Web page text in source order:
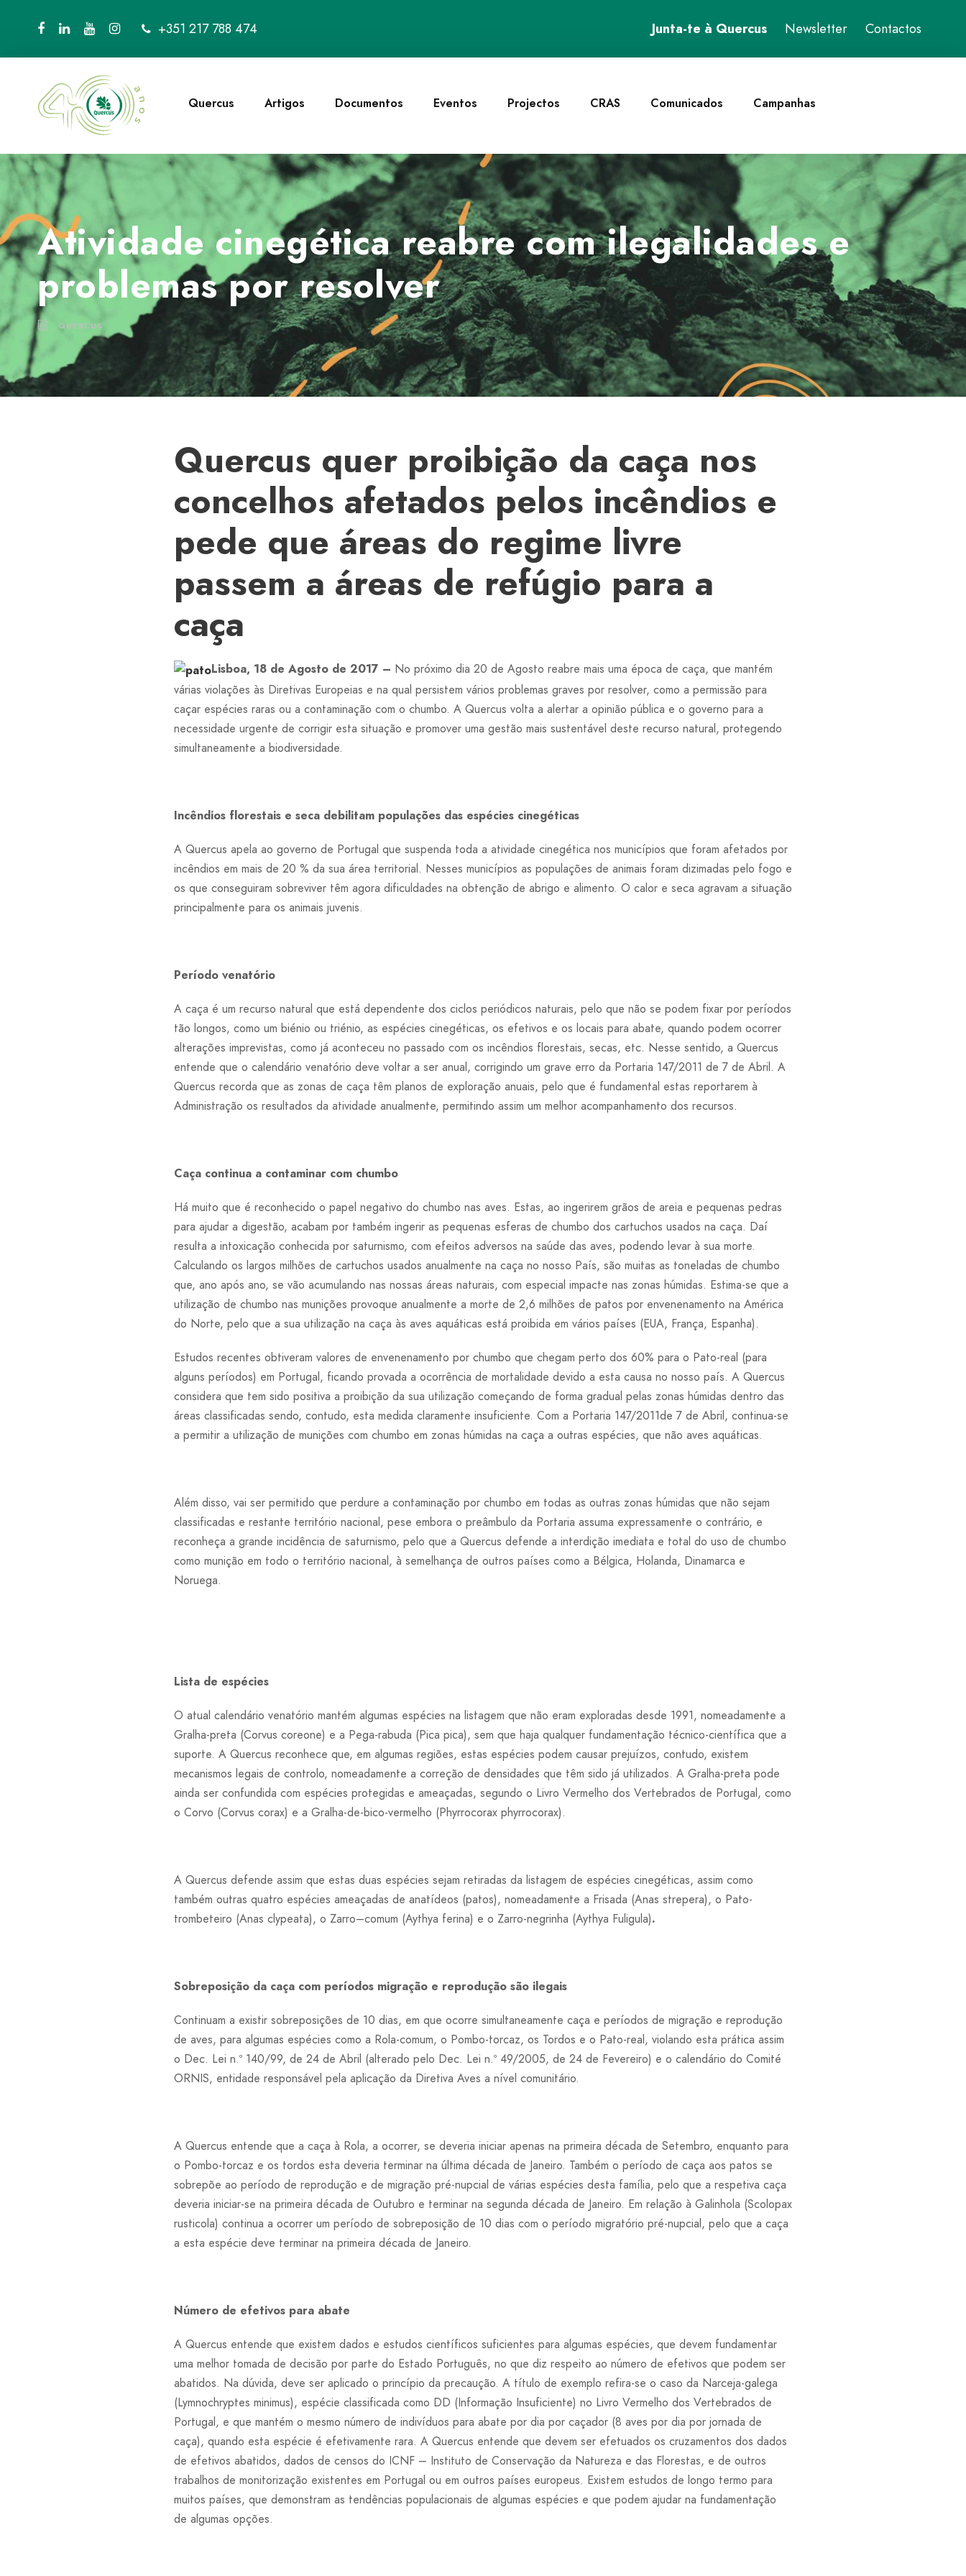
+351 217 788 474 Junta-te à Quercus Newsletter Contactos
Quercus Artigos Documentos Eventos Projectos CRAS Comunicados Campanhas
Atividade cinegética reabre com ilegalidades e
problemas por resolver
QUERCUS
Quercus quer proibição da caça nos
concelhos afetados pelos incêndios e
pede que áreas do regime livre
passem a áreas de refúgio para a
caça
Lisboa, 18 de Agosto de 2017 – No próximo dia 20 de Agosto reabre mais uma época de caça, que mantém
várias violações às Diretivas Europeias e na qual persistem vários problemas graves por resolver, como a permissão para
caçar espécies raras ou a contaminação com o chumbo. A Quercus volta a alertar a opinião pública e o governo para a
necessidade urgente de corrigir esta situação e promover uma gestão mais sustentável deste recurso natural, protegendo
simultaneamente a biodiversidade.
Incêndios florestais e seca debilitam populações das espécies cinegéticas
A Quercus apela ao governo de Portugal que suspenda toda a atividade cinegética nos municípios que foram afetados por
incêndios em mais de 20 % da sua área territorial. Nesses municípios as populações de animais foram dizimadas pelo fogo e
os que conseguiram sobreviver têm agora dificuldades na obtenção de abrigo e alimento. O calor e seca agravam a situação
principalmente para os animais juvenis.
Período venatório
A caça é um recurso natural que está dependente dos ciclos periódicos naturais, pelo que não se podem fixar por períodos
tão longos, como um biénio ou triénio, as espécies cinegéticas, os efetivos e os locais para abate, quando podem ocorrer
alterações imprevistas, como já aconteceu no passado com os incêndios florestais, secas, etc. Nesse sentido, a Quercus
entende que o calendário venatório deve voltar a ser anual, corrigindo um grave erro da Portaria 147/2011 de 7 de Abril. A
Quercus recorda que as zonas de caça têm planos de exploração anuais, pelo que é fundamental estas reportarem à
Administração os resultados da atividade anualmente, permitindo assim um melhor acompanhamento dos recursos.
Caça continua a contaminar com chumbo
Há muito que é reconhecido o papel negativo do chumbo nas aves. Estas, ao ingerirem grãos de areia e pequenas pedras
para ajudar a digestão, acabam por também ingerir as pequenas esferas de chumbo dos cartuchos usados na caça. Daí
resulta a intoxicação conhecida por saturnismo, com efeitos adversos na saúde das aves, podendo levar à sua morte.
Calculando os largos milhões de cartuchos usados anualmente na caça no nosso País, são muitas as toneladas de chumbo
que, ano após ano, se vão acumulando nas nossas áreas naturais, com especial impacte nas zonas húmidas. Estima-se que a
utilização de chumbo nas munições provoque anualmente a morte de 2,6 milhões de patos por envenenamento na América
do Norte, pelo que a sua utilização na caça às aves aquáticas está proibida em vários países (EUA, França, Espanha).
Estudos recentes obtiveram valores de envenenamento por chumbo que chegam perto dos 60% para o Pato-real (para
alguns períodos) em Portugal, ficando provada a ocorrência de mortalidade devido a esta causa no nosso país. A Quercus
considera que tem sido positiva a proibição da sua utilização começando de forma gradual pelas zonas húmidas dentro das
áreas classificadas sendo, contudo, esta medida claramente insuficiente. Com a Portaria 147/2011de 7 de Abril, continua-se
a permitir a utilização de munições com chumbo em zonas húmidas na caça a outras espécies, que não aves aquáticas.
Além disso, vai ser permitido que perdure a contaminação por chumbo em todas as outras zonas húmidas que não sejam
classificadas e restante território nacional, pese embora o preâmbulo da Portaria assuma expressamente o contrário, e
reconheça a grande incidência de saturnismo, pelo que a Quercus defende a interdição imediata e total do uso de chumbo
como munição em todo o território nacional, à semelhança de outros países como a Bélgica, Holanda, Dinamarca e
Noruega.
Lista de espécies
O atual calendário venatório mantém algumas espécies na listagem que não eram exploradas desde 1991, nomeadamente a
Gralha-preta (Corvus coreone) e a Pega-rabuda (Pica pica), sem que haja qualquer fundamentação técnico-científica que a
suporte. A Quercus reconhece que, em algumas regiões, estas espécies podem causar prejuízos, contudo, existem
mecanismos legais de controlo, nomeadamente a correção de densidades que têm sido já utilizados. A Gralha-preta pode
ainda ser confundida com espécies protegidas e ameaçadas, segundo o Livro Vermelho dos Vertebrados de Portugal, como
o Corvo (Corvus corax) e a Gralha-de-bico-vermelho (Phyrrocorax phyrrocorax).
A Quercus defende assim que estas duas espécies sejam retiradas da listagem de espécies cinegéticas, assim como
também outras quatro espécies ameaçadas de anatídeos (patos), nomeadamente a Frisada (Anas strepera), o Pato-
trombeteiro (Anas clypeata), o Zarro–comum (Aythya ferina) e o Zarro-negrinha (Aythya Fuligula).
Sobreposição da caça com períodos migração e reprodução são ilegais
Continuam a existir sobreposições de 10 dias, em que ocorre simultaneamente caça e períodos de migração e reprodução
de aves, para algumas espécies como a Rola-comum, o Pombo-torcaz, os Tordos e o Pato-real, violando esta prática assim
o Dec. Lei n.º 140/99, de 24 de Abril (alterado pelo Dec. Lei n.º 49/2005, de 24 de Fevereiro) e o calendário do Comité
ORNIS, entidade responsável pela aplicação da Diretiva Aves a nível comunitário.
A Quercus entende que a caça à Rola, a ocorrer, se deveria iniciar apenas na primeira década de Setembro, enquanto para
o Pombo-torcaz e os tordos esta deveria terminar na última década de Janeiro. Também o período de caça aos patos se
sobrepõe ao período de reprodução e de migração pré-nupcial de várias espécies desta família, pelo que a respetiva caça
deveria iniciar-se na primeira década de Outubro e terminar na segunda década de Janeiro. Em relação à Galinhola (Scolopax
rusticola) continua a ocorrer um período de sobreposição de 10 dias com o período migratório pré-nupcial, pelo que a caça
a esta espécie deve terminar na primeira década de Janeiro.
Número de efetivos para abate
A Quercus entende que existem dados e estudos científicos suficientes para algumas espécies, que devem fundamentar
uma melhor tomada de decisão por parte do Estado Português, no que diz respeito ao número de efetivos que podem ser
abatidos. Na dúvida, deve ser aplicado o princípio da precaução. A título de exemplo refira-se o caso da Narceja-galega
(Lymnochryptes minimus), espécie classificada como DD (Informação Insuficiente) no Livro Vermelho dos Vertebrados de
Portugal, e que mantém o mesmo número de indivíduos para abate por dia por caçador (8 aves por dia por jornada de
caça), quando esta espécie é efetivamente rara. A Quercus entende que devem ser efetuados os cruzamentos dos dados
de efetivos abatidos, dados de censos do ICNF – Instituto de Conservação da Natureza e das Florestas, e de outros
trabalhos de monitorização existentes em Portugal ou em outros países europeus. Existem estudos de longo termo para
muitos países, que demonstram as tendências populacionais de algumas espécies e que podem ajudar na fundamentação
de algumas opções.